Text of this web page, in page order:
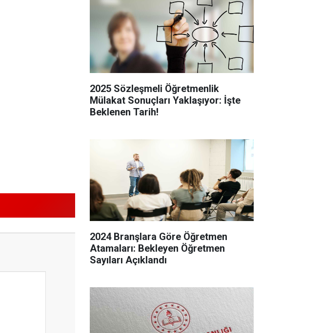
2025 Sözleşmeli Öğretmenlik
Mülakat Sonuçları Yaklaşıyor: İşte
Beklenen Tarih!
2024 Branşlara Göre Öğretmen
Atamaları: Bekleyen Öğretmen
Sayıları Açıklandı